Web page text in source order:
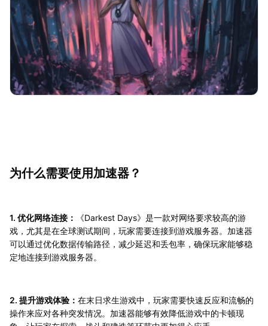
为什么需要使用加速器？
1. 优化网络连接：
《Darkest Days》是一款对网络要求较高的游
戏，尤其是在全球测试期间，玩家需要连接到游戏服务器。加速器
可以通过优化数据传输路径，减少延迟和丢包率，确保玩家能够稳
定地连接到游戏服务器。
2. 提升游戏体验： 在末日求生游戏中，玩家需要快速反应和流畅的
操作来应对各种突发情况。加速器能够有效降低游戏中的卡顿现